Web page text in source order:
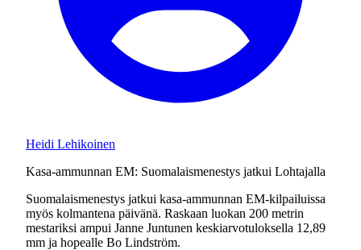
Heidi Lehikoinen
Kasa-ammunnan EM: Suomalaismenestys jatkui Lohtajalla
Suomalaismenestys jatkui kasa-ammunnan EM-kilpailuissa
myös kolmantena päivänä. Raskaan luokan 200 metrin
mestariksi ampui Janne Juntunen keskiarvotuloksella 12,89
mm ja hopealle Bo Lindström.